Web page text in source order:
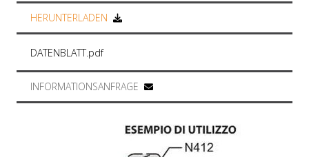
HERUNTERLADEN
DATENBLATT.pdf
INFORMATIONSANFRAGE